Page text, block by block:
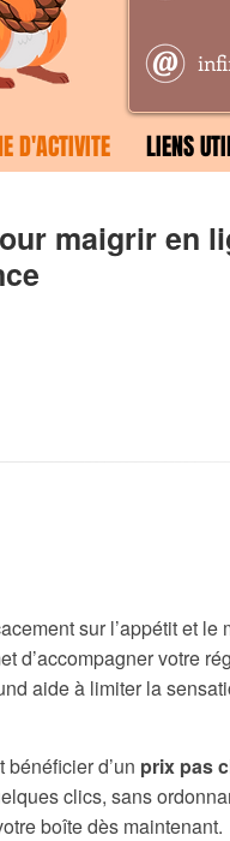
D'ACTIVITE LIENS
maigrir en
sur l’appétit et le
d’accompagner votre
aide à limiter la
d’un prix pas
clics, sans
boîte dès maintenant.